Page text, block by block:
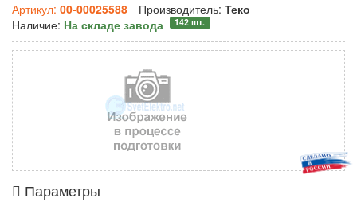
Артикул: 00-00025588 Производитель: Теко
Наличие: На складе завода 142 шт.
Параметры